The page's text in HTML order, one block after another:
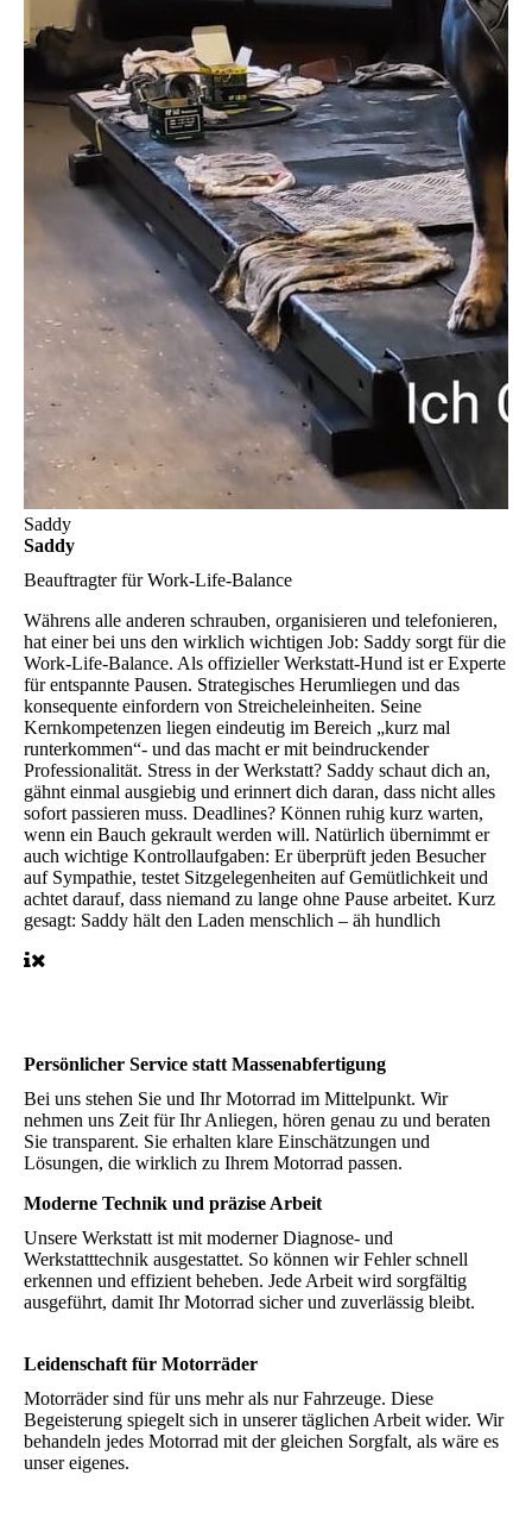
Saddy
Saddy
Beauftragter für Work-Life-Balance
Währens alle anderen schrauben, organisieren und telefonieren,
hat einer bei uns den wirklich wichtigen Job: Saddy sorgt für die
Work-Life-Balance. Als offizieller Werkstatt-Hund ist er Experte
für entspannte Pausen. Strategisches Herumliegen und das
konsequente einfordern von Streicheleinheiten. Seine
Kernkompetenzen liegen eindeutig im Bereich „kurz mal
runterkommen“- und das macht er mit beindruckender
Professionalität. Stress in der Werkstatt? Saddy schaut dich an,
gähnt einmal ausgiebig und erinnert dich daran, dass nicht alles
sofort passieren muss. Deadlines? Können ruhig kurz warten,
wenn ein Bauch gekrault werden will. Natürlich übernimmt er
auch wichtige Kontrollaufgaben: Er überprüft jeden Besucher
auf Sympathie, testet Sitzgelegenheiten auf Gemütlichkeit und
achtet darauf, dass niemand zu lange ohne Pause arbeitet. Kurz
gesagt: Saddy hält den Laden menschlich – äh hundlich
Persönlicher Service statt Massenabfertigung
Bei uns stehen Sie und Ihr Motorrad im Mittelpunkt. Wir
nehmen uns Zeit für Ihr Anliegen, hören genau zu und beraten
Sie transparent. Sie erhalten klare Einschätzungen und
Lösungen, die wirklich zu Ihrem Motorrad passen.
Moderne Technik und präzise Arbeit
Unsere Werkstatt ist mit moderner Diagnose- und
Werkstatttechnik ausgestattet. So können wir Fehler schnell
erkennen und effizient beheben. Jede Arbeit wird sorgfältig
ausgeführt, damit Ihr Motorrad sicher und zuverlässig bleibt.
Leidenschaft für Motorräder
Motorräder sind für uns mehr als nur Fahrzeuge. Diese
Begeisterung spiegelt sich in unserer täglichen Arbeit wider. Wir
behandeln jedes Motorrad mit der gleichen Sorgfalt, als wäre es
unser eigenes.